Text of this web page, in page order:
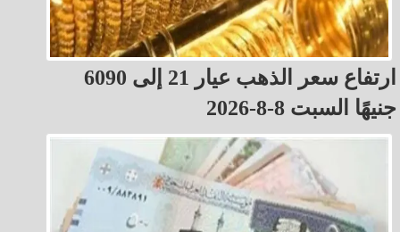
ارتفاع سعر الذهب عيار 21 إلى 6090
جنيهًا السبت 8-8-2026